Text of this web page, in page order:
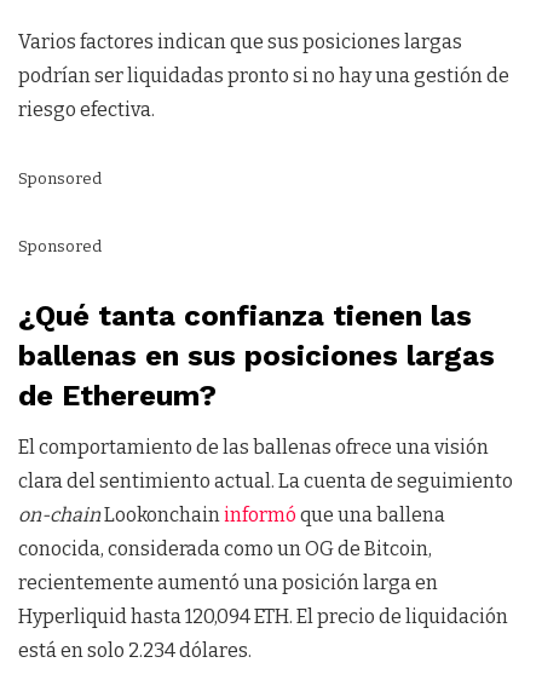
Varios factores indican que sus posiciones largas
podrían ser liquidadas pronto si no hay una gestión de
riesgo efectiva.
Sponsored
Sponsored
¿Qué tanta confianza tienen las
ballenas en sus posiciones largas
de Ethereum?
El comportamiento de las ballenas ofrece una visión
clara del sentimiento actual. La cuenta de seguimiento
on-chainLookonchaininformó que una ballena
conocida, considerada como un OG de Bitcoin,
recientemente aumentó una posición larga en
Hyperliquid hasta 120,094 ETH. El precio de liquidación
está en solo 2.234 dólares.